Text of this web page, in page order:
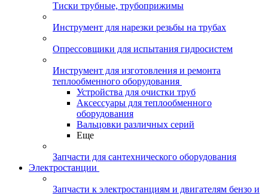
Тиски трубные, трубоприжимы
Инструмент для нарезки резьбы на трубах
Опрессовщики для испытания гидросистем
Инструмент для изготовления и ремонта
теплообменного оборудования
Устройства для очистки труб
Аксессуары для теплообменного
оборудования
Вальцовки различных серий
Еще
Запчасти для сантехнического оборудования
Электростанции
Запчасти к электростанциям и двигателям бензо и